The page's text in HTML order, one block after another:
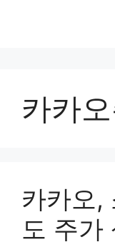
카카
카카오,
도 주가